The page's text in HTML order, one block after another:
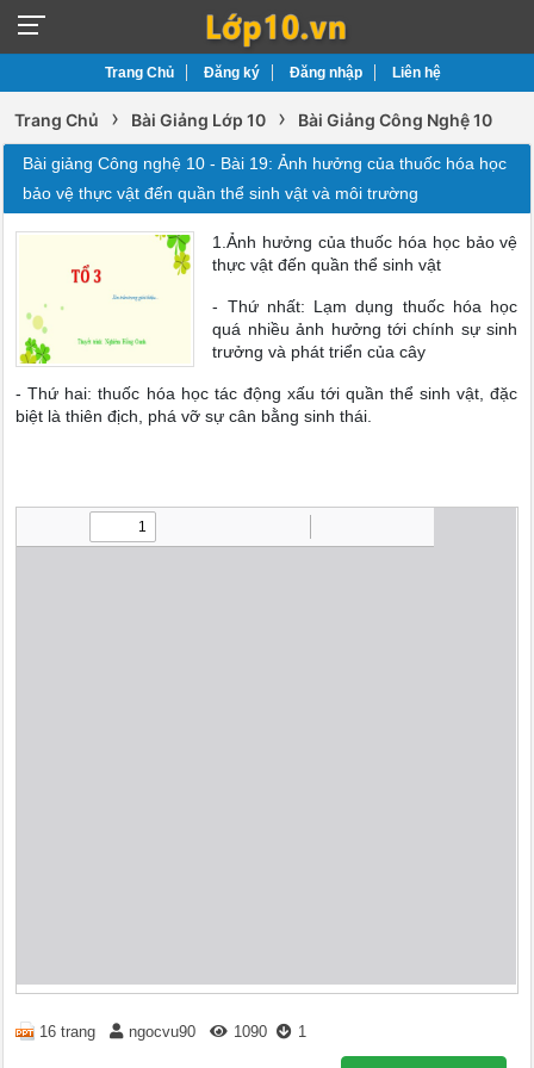
Trang Chủ Đăng ký Đăng nhập Liên hệ
Trang Chủ › Bài Giảng Lớp 10 › Bài Giảng Công Nghệ 10
Bài giảng Công nghệ 10 - Bài 19: Ảnh hưởng của thuốc hóa học
bảo vệ thực vật đến quần thể sinh vật và môi trường
1.Ảnh hưởng của thuốc hóa học bảo vệ
thực vật đến quần thể sinh vật
- Thứ nhất: Lạm dụng thuốc hóa học
quá nhiều ảnh hưởng tới chính sự sinh
trưởng và phát triển của cây
- Thứ hai: thuốc hóa học tác động xấu tới quần thể sinh vật, đặc
biệt là thiên địch, phá vỡ sự cân bằng sinh thái.
16 trang ngocvu90 1090 1